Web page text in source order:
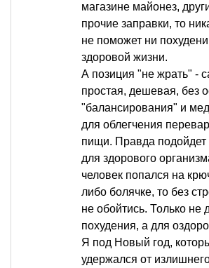
магазине майонез,
прочие заправки, то
не поможет ни
здоровой жизни.
А позиция "не жрать" -
простая, дешевая, без
"балансирования" и
для облегчения
пищи. Правда подойдет
для здорового
человек попался на
либо болячке, то без
не обойтись. Только не
похудения, а для
Я под Новый год,
удержался от